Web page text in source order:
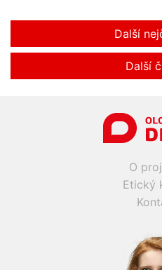
Další
Další
O
Etický